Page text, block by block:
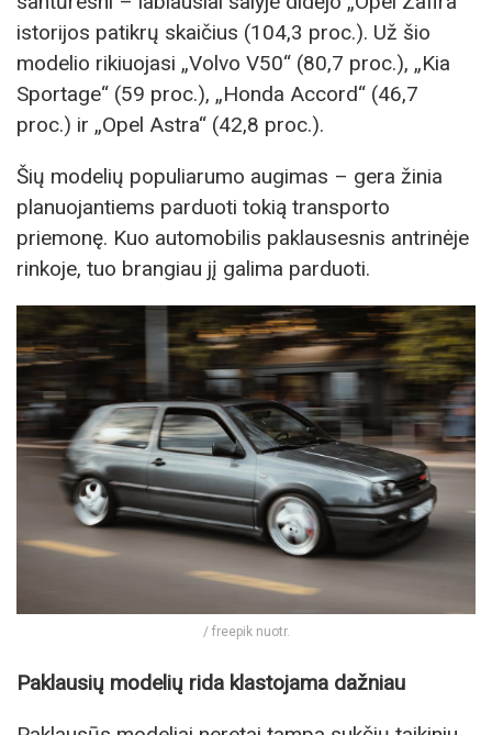
istorijos patikrų skaičius (104,3 proc.). Už šio
modelio rikiuojasi „Volvo V50“ (80,7 proc.), „Kia
Sportage“ (59 proc.), „Honda Accord“ (46,7
proc.) ir „Opel Astra“ (42,8 proc.).
Šių modelių populiarumo augimas – gera žinia
planuojantiems parduoti tokią transporto
priemonę. Kuo automobilis paklausesnis antrinėje
rinkoje, tuo brangiau jį galima parduoti.
/ freepik nuotr.
Paklausių modelių rida klastojama dažniau